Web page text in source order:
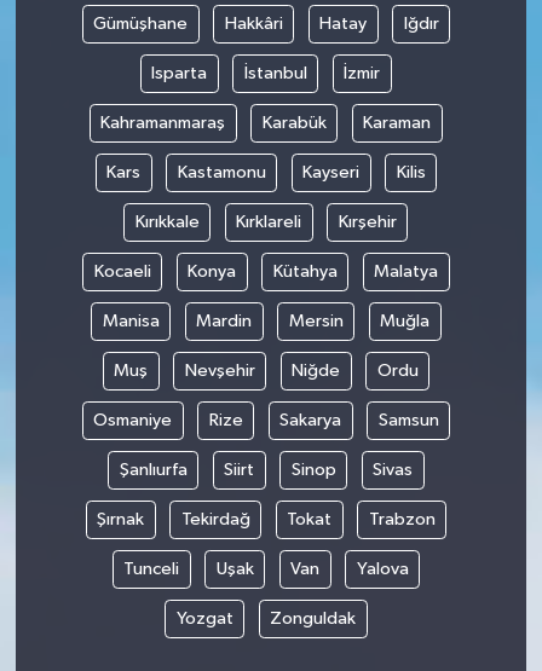
Gümüşhane Hakkâri Hatay Iğdır
Isparta İstanbul İzmir
Kahramanmaraş Karabük Karaman
Kars Kastamonu Kayseri Kilis
Kırıkkale Kırklareli Kırşehir
Kocaeli Konya Kütahya Malatya
Manisa Mardin Mersin Muğla
Muş Nevşehir Niğde Ordu
Osmaniye Rize Sakarya Samsun
Şanlıurfa Siirt Sinop Sivas
Şırnak Tekirdağ Tokat Trabzon
Tunceli Uşak Van Yalova
Yozgat Zonguldak